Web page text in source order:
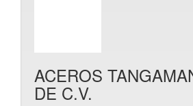
ACEROS
DE C.V.